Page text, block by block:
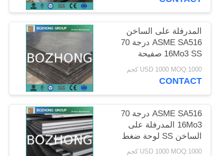
المدرفلة على الساخن
ASME SA516 درجة 70
16Mo3 SS صفيحة
فولاذية SA16
USD 1000 MOQ:1000 كجم
CONTACT
ASME SA516 درجة 70
16Mo3 المدرفلة على
الساخن SS لوحة ضغط
فولاذية مادة SA16
USD 1000 MOQ:1000 كجم